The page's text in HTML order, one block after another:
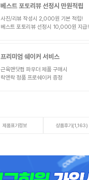
베스트 포토리뷰 선정시 만원적립
사진/리뷰 작성시 2,000원 기본 적립!
베스트 포토리뷰 선정시 10,000원 지급!
프리미엄 쉐이커 서비스
근육맨닷컴 파우더 제품 구매시
락앤락 정품 프로쉐이커 증정
제품표기정보 상품후기(1,163)